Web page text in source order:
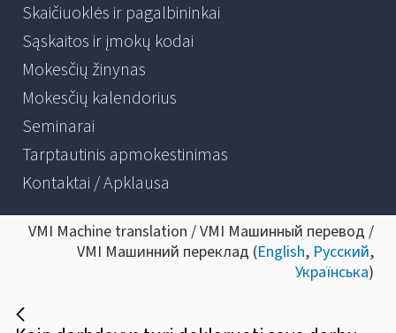
Skaičiuoklės ir pagalbininkai
Sąskaitos ir įmokų kodai
Mokesčių žinynas
Mokesčių kalendorius
Seminarai
Tarptautinis apmokestinimas
Kontaktai / Apklausa
VMI Machine translation / VMI Машинный перевод /
VMI Машинний переклад (English, Русский,
Українська)